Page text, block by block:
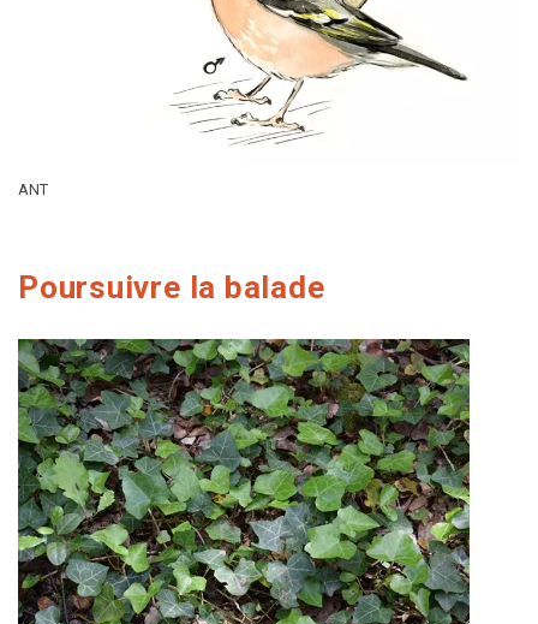
ANT
Poursuivre la balade